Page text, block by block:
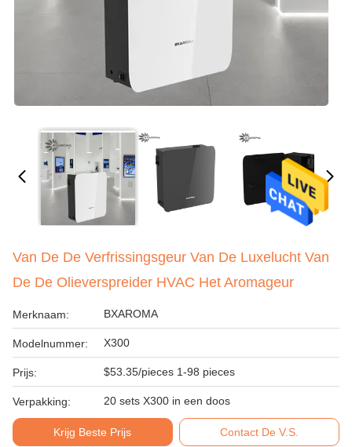
Van De De Verfrissingsgeur Van De Luxelucht Van
De De Olieverspreider HVAC Het Aromageur
Merknaam: BXAROMA
Modelnummer: X300
Prijs: $53.35/pieces 1-98 pieces
Verpakking: 20 sets X300 in een doos
Krijg Beste Prijs Contact De V.S.